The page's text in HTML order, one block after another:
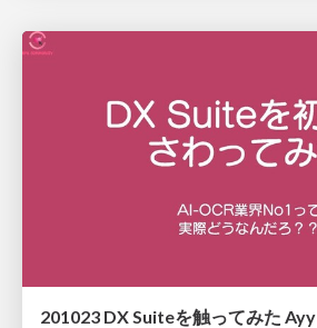
201023 DX Suiteを触ってみた Ayy